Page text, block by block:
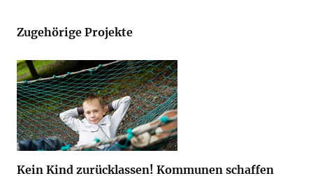
Zugehörige Projekte
Kein Kind zurücklassen! Kommunen schaffen